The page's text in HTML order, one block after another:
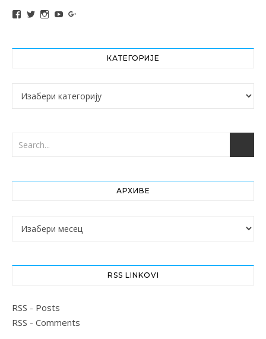
View altochef’s profile on Facebook
View jovancica73’s profile on Twitter
View jovancica73’s profile on Instagram
View jovancica73’s profile on YouTube
КАТЕГОРИЈЕ
Категорије
АРХИВЕ
Архиве
RSS LINKOVI
RSS - Posts
RSS - Comments